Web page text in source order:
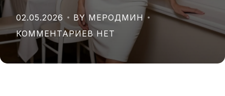
02.05.2026
BY МЕРОДМИН
КОММЕНТАРИЕВ НЕТ